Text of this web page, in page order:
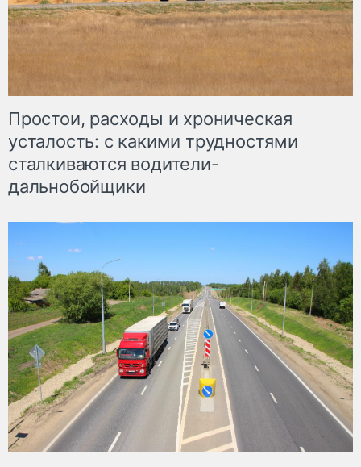
Простои, расходы и хроническая
усталость: с какими трудностями
сталкиваются водители-
дальнобойщики